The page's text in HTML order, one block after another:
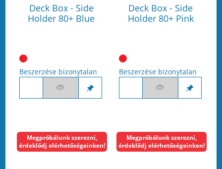
Deck Box - Side
Holder 80+ Blue
Beszerzése bizonytalan
Deck Box - Side
Holder 80+ Pink
Beszerzése bizonytalan
Megpróbálunk szerezni,
érdeklődj elérhetőségeinken!
Megpróbálunk szerezni,
érdeklődj elérhetőségeinken!